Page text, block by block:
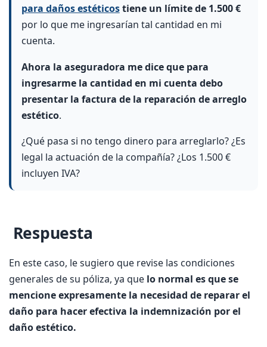
para daños estéticostiene un límite de 1.500 €
por lo que me ingresarían tal cantidad en mi
cuenta.
Ahora la aseguradora me dice que para
ingresarme la cantidad en mi cuenta debo
presentar la factura de la reparación de arreglo
estético.
¿Qué pasa si no tengo dinero para arreglarlo? ¿Es
legal la actuación de la compañía? ¿Los 1.500 €
incluyen IVA?
Respuesta
En este caso, le sugiero que revise las condiciones
generales de su póliza, ya que lo normal es que se
mencione expresamente la necesidad de reparar el
daño para hacer efectiva la indemnización por el
daño estético.